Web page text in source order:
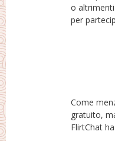
o
per
aggiunta
Come
gratuito,
FlirtChat ha
possa
del il loro